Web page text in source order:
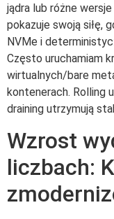
jądra lub różne
pokazuje swoją siłę,
NVMe i
Często uruchamiam
wirtualnych/bare
kontenerach. Rolling
draining utrzymują
Wzrost
liczbach: